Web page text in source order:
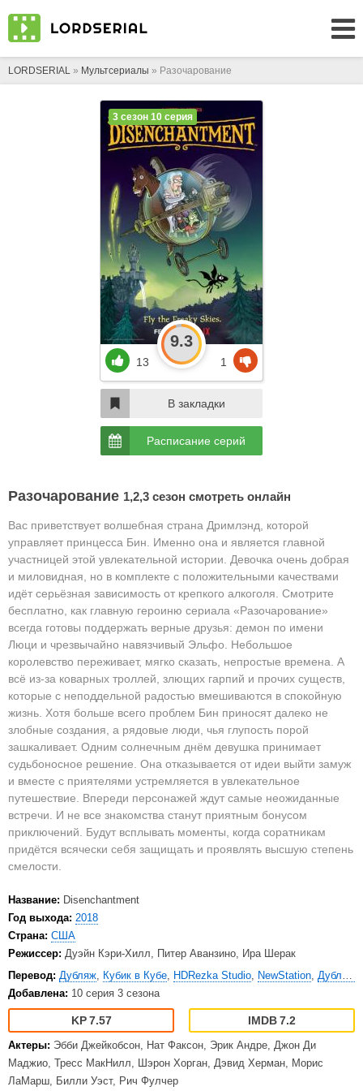
LORDSERIAL » Мультсериалы » Разочарование
Разочарование 1,2,3 сезон смотреть онлайн
Вас приветствует волшебная страна Дримлэнд, которой
управляет принцесса Бин. Именно она и является главной
участницей этой увлекательной истории. Девочка очень добрая
и миловидная, но в комплекте с положительными качествами
идёт серьёзная зависимость от крепкого алкоголя. Смотрите
бесплатно, как главную героиню сериала «Разочарование»
всегда готовы поддержать верные друзья: демон по имени
Люци и чрезвычайно навязчивый Эльфо. Небольшое
королевство переживает, мягко сказать, непростые времена. А
всё из-за коварных троллей, злющих гарпий и прочих существ,
которые с неподдельной радостью вмешиваются в спокойную
жизнь. Хотя больше всего проблем Бин приносят далеко не
злобные создания, а рядовые люди, чья глупость порой
зашкаливает. Одним солнечным днём девушка принимает
судьбоносное решение. Она отказывается от идеи выйти замуж
и вместе с приятелями устремляется в увлекательное
путешествие. Впереди персонажей ждут самые неожиданные
встречи. И не все знакомства станут приятным бонусом
приключений. Будут всплывать моменты, когда соратникам
придётся всячески себя защищать и проявлять высшую степень
смелости.
Название: Disenchantment
Год выхода: 2018
Страна: США
Режиссер: Дуэйн Кэри-Хилл, Питер Аванзино, Ира Шерак
Перевод: Дубляж, Кубик в Кубе, HDRezka Studio, NewStation, Дубляж (UA)
Добавлена: 10 серия 3 сезона
7.57 7.2
Актеры: Эбби Джейкобсон, Нат Факсон, Эрик Андре, Джон Ди
Маджио, Тресс МакНилл, Шэрон Хорган, Дэвид Херман, Морис
ЛаМарш, Билли Уэст, Рич Фулчер
3 сезон 10 серия
13
9.3
1
В закладки
Расписание серий